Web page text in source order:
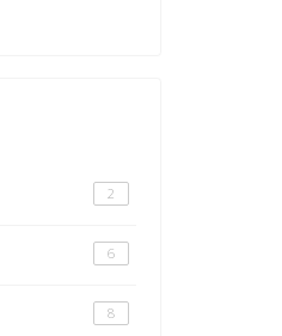
2
6
8